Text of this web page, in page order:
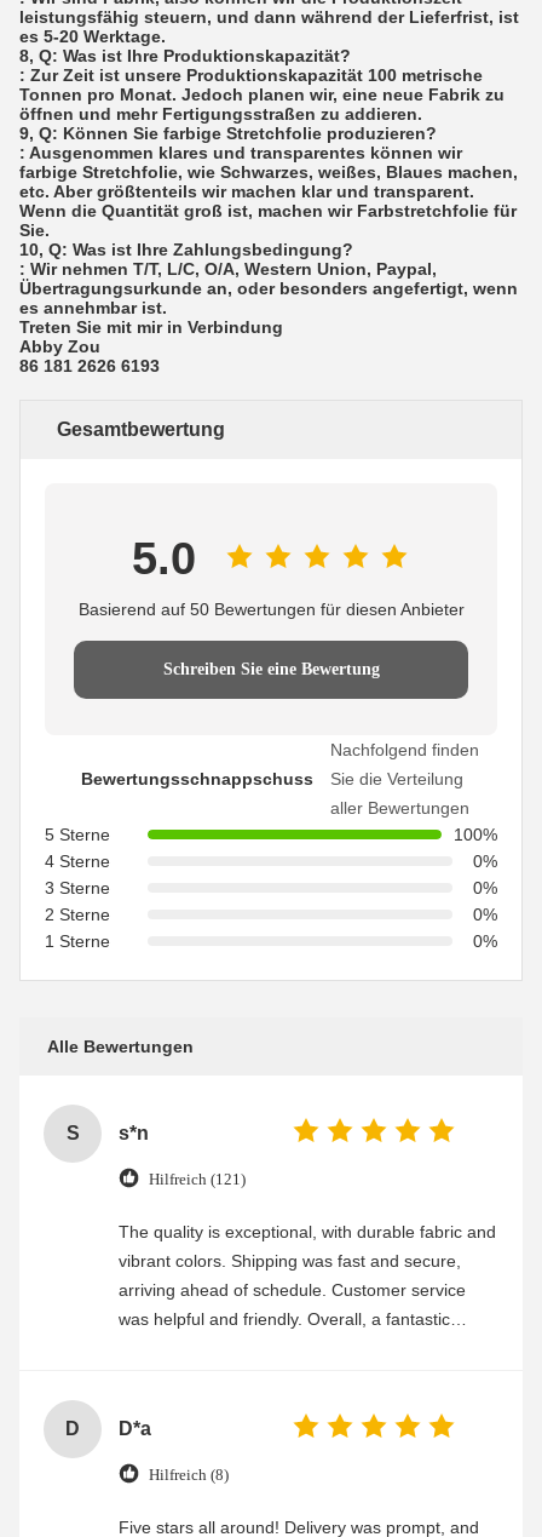
leistungsfähig steuern, und dann während der Lieferfrist, ist
es 5-20 Werktage.
8, Q: Was ist Ihre Produktionskapazität?
: Zur Zeit ist unsere Produktionskapazität 100 metrische
Tonnen pro Monat. Jedoch planen wir, eine neue Fabrik zu
öffnen und mehr Fertigungsstraßen zu addieren.
9, Q: Können Sie farbige Stretchfolie produzieren?
: Ausgenommen klares und transparentes können wir
farbige Stretchfolie, wie Schwarzes, weißes, Blaues machen,
etc. Aber größtenteils wir machen klar und transparent.
Wenn die Quantität groß ist, machen wir Farbstretchfolie für
Sie.
10, Q: Was ist Ihre Zahlungsbedingung?
: Wir nehmen T/T, L/C, O/A, Western Union, Paypal,
Übertragungsurkunde an, oder besonders angefertigt, wenn
es annehmbar ist.
Treten Sie mit mir in Verbindung
Abby Zou
86 181 2626 6193
Gesamtbewertung
5.0
Basierend auf 50 Bewertungen für diesen Anbieter
Schreiben Sie eine Bewertung
Bewertungsschnappschuss
Nachfolgend finden
Sie die Verteilung
aller Bewertungen
5 Sterne
100%
4 Sterne
0%
3 Sterne
0%
2 Sterne
0%
1 Sterne
0%
Alle Bewertungen
S s*n
Hilfreich (121)
The quality is exceptional, with durable fabric and
vibrant colors. Shipping was fast and secure,
arriving ahead of schedule. Customer service
was helpful and friendly. Overall, a fantastic
D D*a
Hilfreich (8)
Five stars all around! Delivery was prompt, and